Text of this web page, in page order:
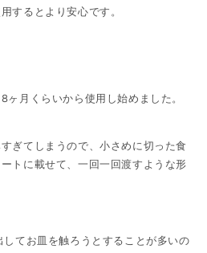
するとより安心です。
月くらいから使用し始めました。
ぎてしまうので、小さめに切った食
トに載せて、一回一回渡すような形
てお皿を触ろうとすることが多いの